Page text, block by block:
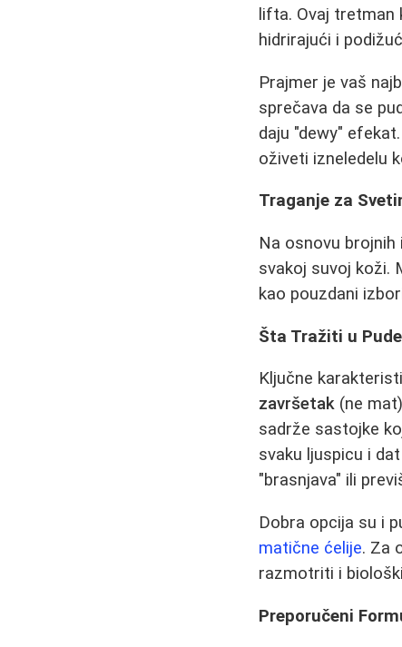
lifta. Ovaj
hidrirajući i
Prajmer je vaš
sprečava da se
daju "dewy"
oživeti izneledelu
Traganje za
Na osnovu
svakoj suvoj koži.
kao pouzdani
Šta Tražiti u
Ključne
završetak (ne
sadrže sastojke
svaku ljuspicu i
"brasnjava" ili
Dobra opcija su i
matične ćelije. Za
razmotriti i
Preporučeni